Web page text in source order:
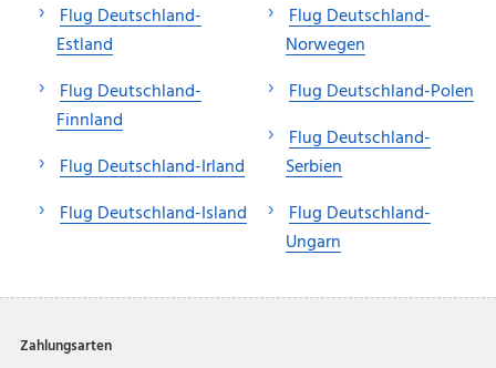
Flug Deutschland-
Estland
Flug Deutschland-
Finnland
Flug Deutschland-Irland
Flug Deutschland-Island
Flug Deutschland-
Norwegen
Flug Deutschland-Polen
Flug Deutschland-
Serbien
Flug Deutschland-
Ungarn